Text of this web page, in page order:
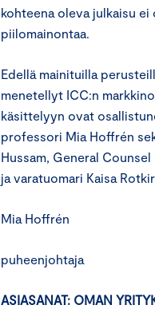
kohteena oleva julkaisu
piilomainontaa.
Edellä mainituilla
menetellyt ICC:n
käsittelyyn ovat
professori Mia Hoffrén
Hussam, General
ja varatuomari Kaisa
Mia Hoffrén
ASIASANAT: OMAN